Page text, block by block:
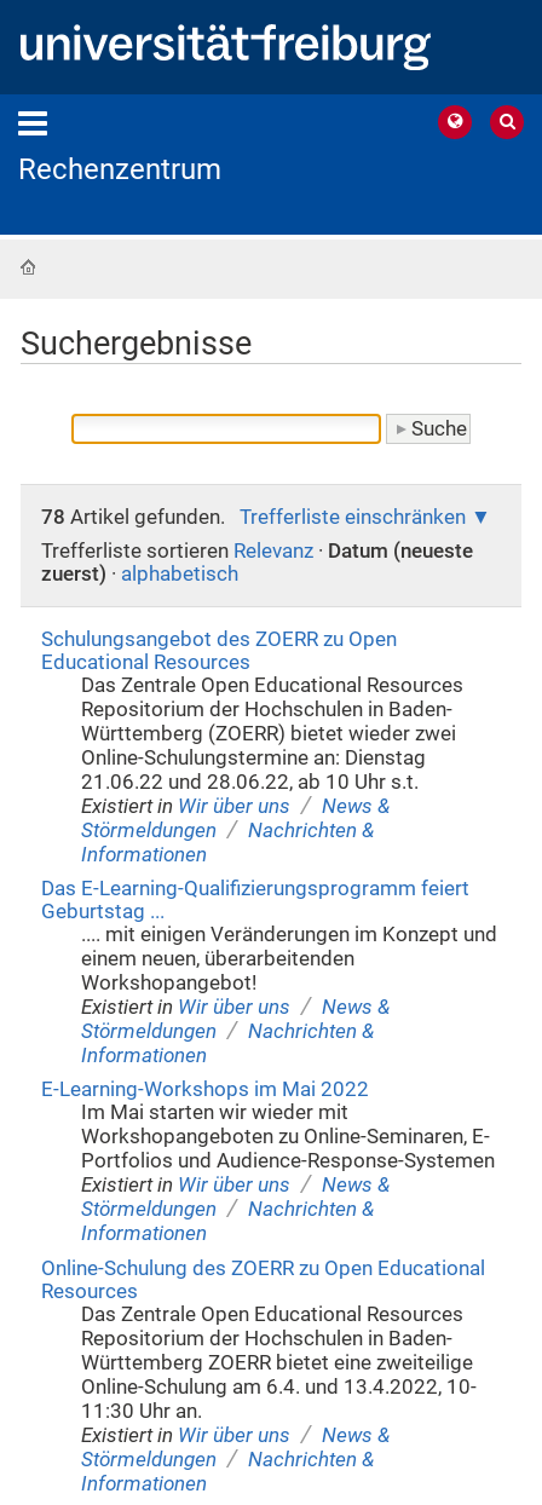
Rechenzentrum
Suchergebnisse
78 Artikel gefunden.
Trefferliste einschränken
Trefferliste sortieren Relevanz · Datum (neueste
zuerst) · alphabetisch
Schulungsangebot des ZOERR zu Open
Educational Resources
Das Zentrale Open Educational Resources
Repositorium der Hochschulen in Baden-
Württemberg (ZOERR) bietet wieder zwei
Online-Schulungstermine an: Dienstag
21.06.22 und 28.06.22, ab 10 Uhr s.t.
Existiert in Wir über uns / News &
Störmeldungen / Nachrichten &
Informationen
Das E-Learning-Qualifizierungsprogramm feiert
Geburtstag ...
.... mit einigen Veränderungen im Konzept und
einem neuen, überarbeitenden
Workshopangebot!
Existiert in Wir über uns / News &
Störmeldungen / Nachrichten &
Informationen
E-Learning-Workshops im Mai 2022
Im Mai starten wir wieder mit
Workshopangeboten zu Online-Seminaren, E-
Portfolios und Audience-Response-Systemen
Existiert in Wir über uns / News &
Störmeldungen / Nachrichten &
Informationen
Online-Schulung des ZOERR zu Open Educational
Resources
Das Zentrale Open Educational Resources
Repositorium der Hochschulen in Baden-
Württemberg ZOERR bietet eine zweiteilige
Online-Schulung am 6.4. und 13.4.2022, 10-
11:30 Uhr an.
Existiert in Wir über uns / News &
Störmeldungen / Nachrichten &
Informationen